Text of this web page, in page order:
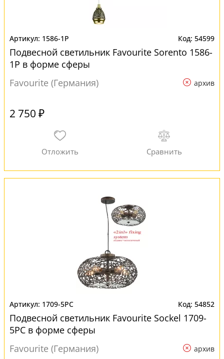
1586-1P 54599
Подвесной светильник Favourite Sorento 1586-
1P в форме сферы
Favourite (Германия)
архив
2 750 ₽
1709-5PC 54852
Подвесной светильник Favourite Sockel 1709-
5PC в форме сферы
Favourite (Германия)
архив